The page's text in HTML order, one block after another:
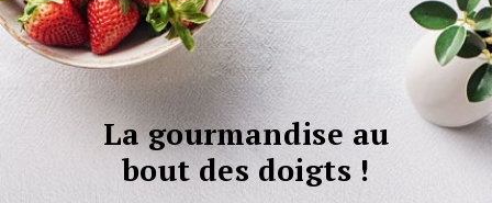
La gourmandise au
bout des doigts !